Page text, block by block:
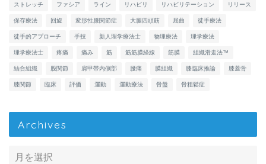
ストレッチ ファシア ライン リハビリ リハビリテーション リリース
保存療法 回旋 変形性膝関節症 大腿四頭筋 屈曲 徒手療法
徒手的アプローチ 手技 新人理学療法士 物理療法 理学療法
理学療法士 疼痛 痛み 筋 筋筋膜経線 筋膜 組織滑走法™
結合組織 股関節 肩甲帯内側部 腰痛 膜組織 膝臨床推論 膝蓋骨
膝関節 臨床 評価 運動 運動療法 骨盤 骨粗鬆症
Archives